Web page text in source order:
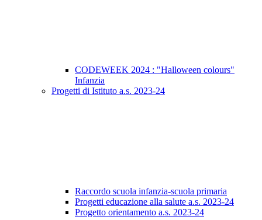
CODEWEEK 2024 : "Halloween colours"
Infanzia
Progetti di Istituto a.s. 2023-24
Raccordo scuola infanzia-scuola primaria
Progetti educazione alla salute a.s. 2023-24
Progetto orientamento a.s. 2023-24